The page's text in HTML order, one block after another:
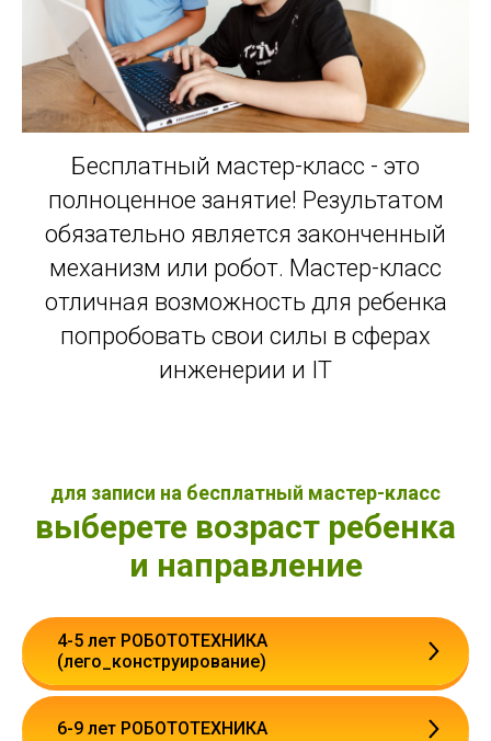
Бесплатный мастер-класс - это
полноценное занятие! Результатом
обязательно является законченный
механизм или робот. Мастер-класс
отличная возможность для ребенка
попробовать свои силы в сферах
инженерии и IT
для записи на бесплатный мастер-класс
выберете возраст ребенка
и направление
4-5 лет РОБОТОТЕХНИКА
(лего_конструирование)
6-9 лет РОБОТОТЕХНИКА